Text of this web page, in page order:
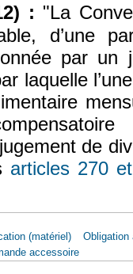
: "La
d’une
par un
laquelle
de
articles 270
(matériel)
Obligation
accessoire